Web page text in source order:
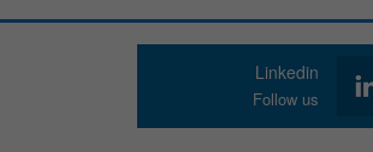
Linkedin
Follow us